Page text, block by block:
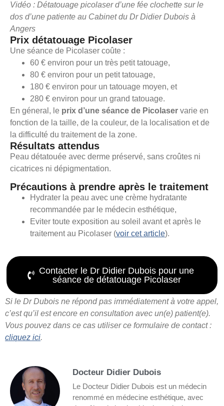
Vidéo : Détatouage picolaser d’une fée clochette sur le
dos d’une patiente au Cabinet du Dr Didier Dubois à
Angers
Prix détatouage Picolaser
Une séance de Picolaser coûte :
60 € environ pour un très petit tatouage,
80 € environ pour un petit tatouage,
180 € environ pour un tatouage moyen, et
280 € environ pour un grand tatouage.
En géneral, le prix d’une séance de Picolaser varie en
fonction de la taille, de la couleur, de la localisation et de
la difficulté du traitement de la zone.
Résultats attendus
Peau détatouée avec derme préservé, sans croûtes ni
cicatrices ni dépigmentation.
Précautions à prendre après le traitement
Hydrater la peau avec une crème hydratante
recommandée par le médecin esthétique,
Eviter toute exposition au soleil avant et après le
traitement au Picolaser (voir cet article).
Contacter le Dr Didier Dubois pour une
séance de détatouage Picolaser
Si le Dr Dubois ne répond pas immédiatement à votre appel,
c’est qu’il est encore en consultation avec un(e) patient(e).
Vous pouvez dans ce cas utiliser ce formulaire de contact :
cliquez ici.
Docteur Didier Dubois
Le Docteur Didier Dubois est un médecin
renommé en médecine esthétique, avec